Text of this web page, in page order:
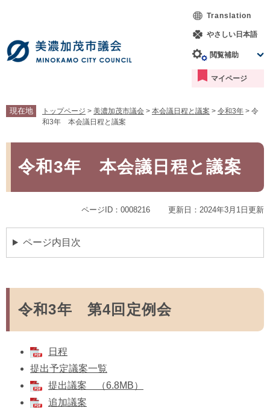
の
先
ー
を
て
本
へ
Translation
やさしい日本語
閲覧補助
マイページ
現在地 トップページ > 美濃加茂市議会 > 本会議日程と議案 > 令和3年 > 令
和3年 本会議日程と議案
令和3年 本会議日程と議案
ページID：0008216 更新日：2024年3月1日更新
ページ内目次
令和3年 第4回定例会
日程
提出予定議案一覧
提出議案 （6.8MB）
追加議案